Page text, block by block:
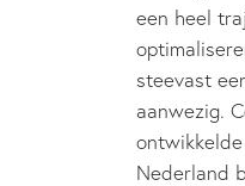
een heel
steevast
aanwezig.
Nederland